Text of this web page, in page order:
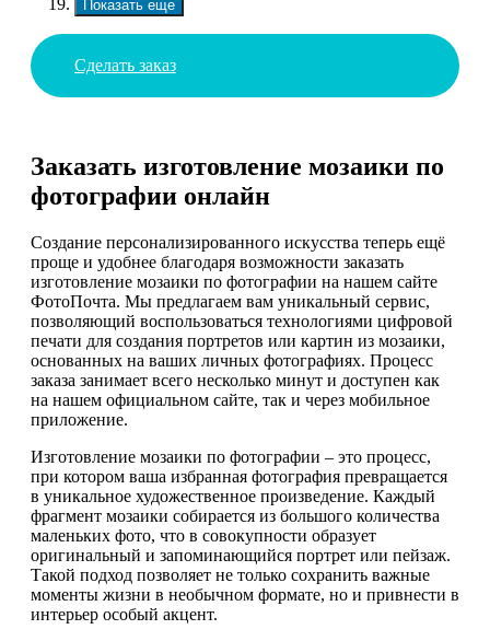
Показать еще
Сделать заказ
Заказать изготовление мозаики по
фотографии онлайн
Создание персонализированного искусства теперь ещё
проще и удобнее благодаря возможности заказать
изготовление мозаики по фотографии на нашем сайте
ФотоПочта. Мы предлагаем вам уникальный сервис,
позволяющий воспользоваться технологиями цифровой
печати для создания портретов или картин из мозаики,
основанных на ваших личных фотографиях. Процесс
заказа занимает всего несколько минут и доступен как
на нашем официальном сайте, так и через мобильное
приложение.
Изготовление мозаики по фотографии – это процесс,
при котором ваша избранная фотография превращается
в уникальное художественное произведение. Каждый
фрагмент мозаики собирается из большого количества
маленьких фото, что в совокупности образует
оригинальный и запоминающийся портрет или пейзаж.
Такой подход позволяет не только сохранить важные
моменты жизни в необычном формате, но и привнести в
интерьер особый акцент.